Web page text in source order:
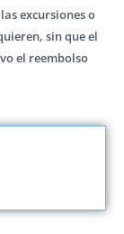
excursiones o
sin que el
el reembolso